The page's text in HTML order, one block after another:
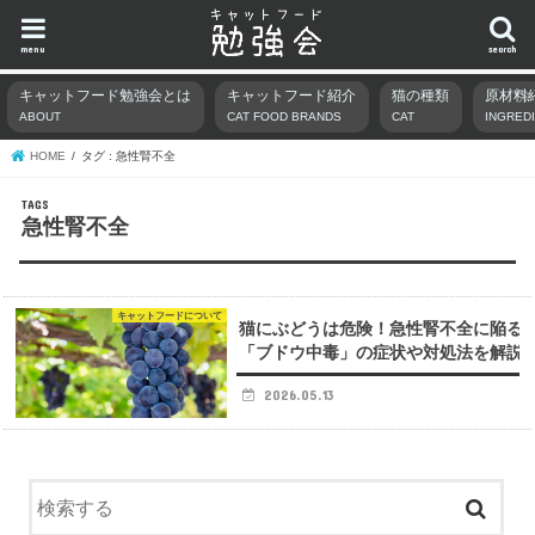
search
menu
キャットフード勉強会とは
ABOUT
キャットフード紹介
CAT FOOD BRANDS
猫の種類
CAT
原材料
HOME タグ : 急性腎不全
急性腎不全
キャットフードについて
猫にぶどうは危険！急性腎不全に陥る
「ブドウ中毒」の症状や対処法を解説
2026.05.13